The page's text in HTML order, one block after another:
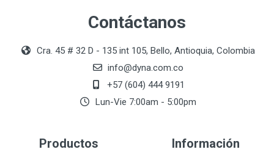
Contáctanos
Cra. 45 # 32 D - 135 int 105, Bello, Antioquia, Colombia
info@dyna.com.co
+57 (604) 444 9191
Lun-Vie 7:00am - 5:00pm
Productos Información